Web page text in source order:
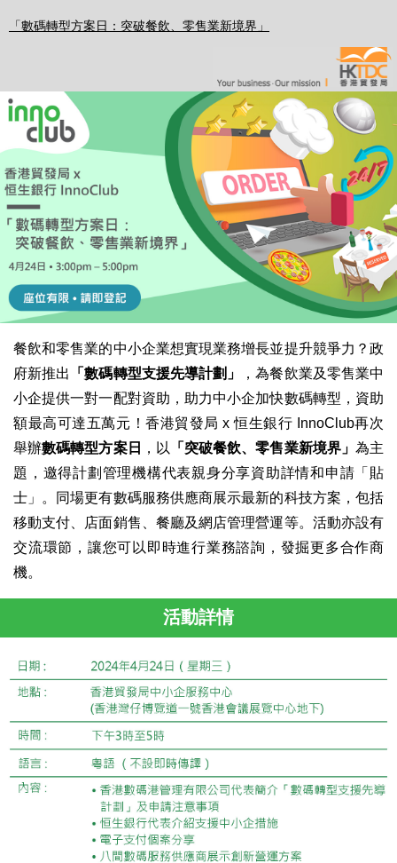
「數碼轉型方案日：突破餐飲、零售業新境界」
餐飲和零售業的中小企業想實現業務增長並提升競爭力？政
府新推出
「數碼轉型支援先導計劃」
，為餐飲業及零售業中
小企提供一對一配對資助，助力中小企加快數碼轉型，資助
額最高可達五萬元！香港貿發局 x 恒生銀行 InnoClub再次
舉辦數碼轉型方案日 ，以 「突破餐飲、零售業新境界」 為主
題，邀得計劃管理機構代表親身分享資助詳情和申請「貼
士」。同場更有數碼服務供應商展示最新的科技方案，包括
移動支付、店面銷售、餐廳及網店管理營運等。活動亦設有
交流環節，讓您可以即時進行業務諮詢，發掘更多合作商
機。
活動詳情